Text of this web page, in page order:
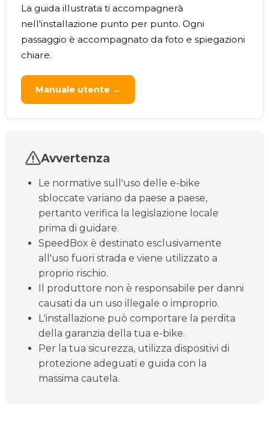
La guida illustrata ti accompagnerà
nell'installazione punto per punto. Ogni
passaggio è accompagnato da foto e spiegazioni
chiare.
Manuale utente →
Avvertenza
Le normative sull'uso delle e-bike
sbloccate variano da paese a paese,
pertanto verifica la legislazione locale
prima di guidare.
SpeedBox è destinato esclusivamente
all'uso fuori strada e viene utilizzato a
proprio rischio.
Il produttore non è responsabile per danni
causati da un uso illegale o improprio.
L'installazione può comportare la perdita
della garanzia della tua e-bike.
Per la tua sicurezza, utilizza dispositivi di
protezione adeguati e guida con la
massima cautela.